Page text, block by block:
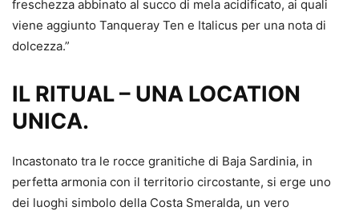
freschezza abbinato al succo di mela acidificato, ai quali
viene aggiunto Tanqueray Ten e Italicus per una nota di
dolcezza.”
IL RITUAL – UNA LOCATION
UNICA.
Incastonato tra le rocce granitiche di Baja Sardinia, in
perfetta armonia con il territorio circostante, si erge uno
dei luoghi simbolo della Costa Smeralda, un vero